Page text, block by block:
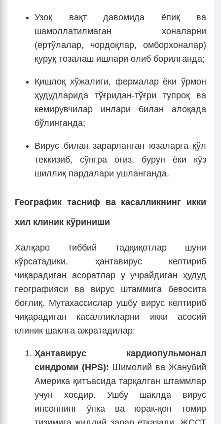
Узоқ вақт давомида ёпиқ ва
шамоллатилмаган хоналарни
(ертўлалар, чордоқлар, омборхоналар)
қуруқ тозалаш ишлари олиб борилганда;
Қишлоқ хўжалиги, фермалар ёки ўрмон
ҳудудларида тўғридан-тўғри тупроқ ва
кемирувчилар инлари билан алоқада
бўлинганда;
Вирус билан зарарланган юзаларга қўл
теккизиб, сўнгра оғиз, бурун ёки кўз
шиллиқ пардалари ушланганда.
Географик тасниф ва касалликнинг икки
хил клиник кўриниши
Халқаро тиббий тадқиқотлар шуни
кўрсатадики, ҳантавирус келтириб
чиқарадиган асоратлар у учрайдиган ҳудуд
географияси ва вирус штаммига бевосита
боғлиқ. Мутахассислар ушбу вирус келтириб
чиқарадиган касалликларни икки асосий
клиник шаклга ажратадилар:
Ҳантавирус кардиопульмонал
синдроми (HPS): Шимолий ва Жанубий
Америка қитъасида тарқалган штаммлар
учун хосдир. Ушбу шаклда вирус
инсоннинг ўпка ва юрак-қон томир